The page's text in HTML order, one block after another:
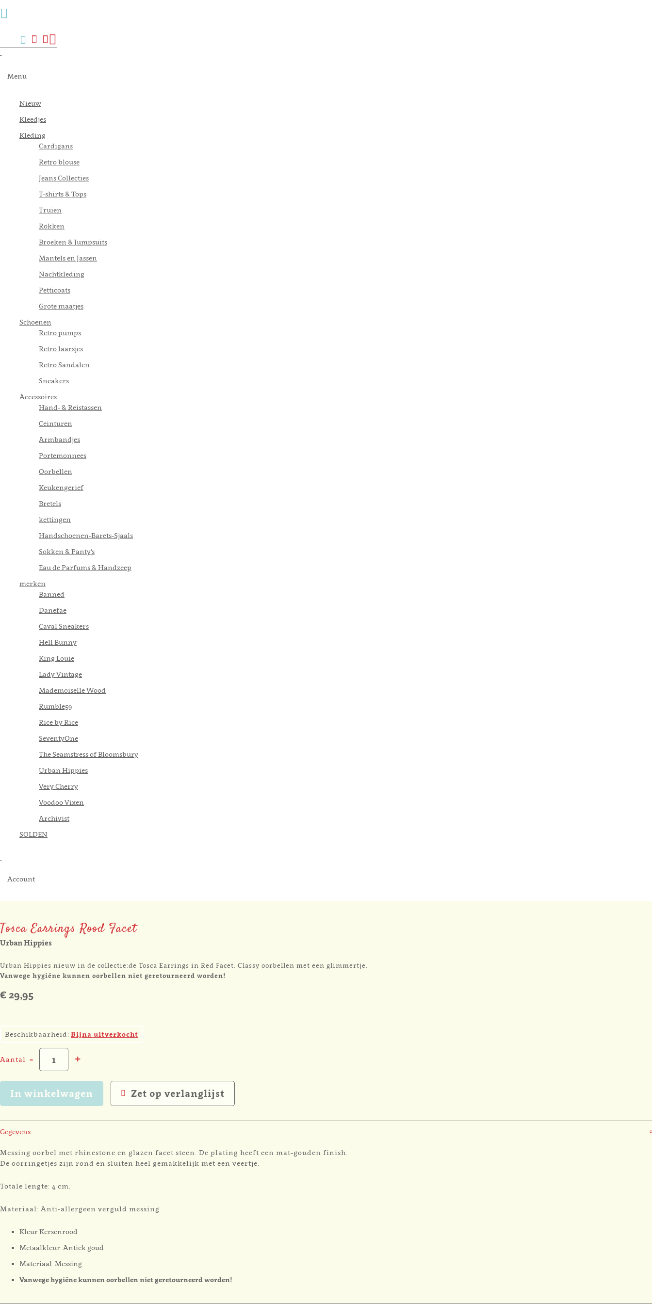
Verlanglijst
Mijn
account
Zoek
.
Menu
Nieuw
Kleedjes
Kleding
Cardigans
Retro blouse
Jeans Collecties
T-shirts & Tops
Truien
Rokken
Broeken & Jumpsuits
Mantels en Jassen
Nachtkleding
Petticoats
Grote maatjes
Schoenen
Retro pumps
Retro laarsjes
Retro Sandalen
Sneakers
Accessoires
Hand- & Reistassen
Ceinturen
Armbandjes
Portemonnees
Oorbellen
Keukengerief
Bretels
kettingen
Handschoenen-Barets-Sjaals
Sokken & Panty's
Eau de Parfums & Handzeep
merken
Banned
Danefae
Caval Sneakers
Hell Bunny
King Louie
Lady Vintage
Mademoiselle Wood
Rumble59
Rice by Rice
SeventyOne
The Seamstress of Bloomsbury
Urban Hippies
Very Cherry
Voodoo Vixen
Archivist
SOLDEN
.
Account
Tosca Earrings Rood Facet
Urban Hippies
Urban Hippies nieuw in de collectie:de Tosca Earrings in Red Facet. Classy oorbellen met een glimmertje.
Vanwege hygiëne kunnen oorbellen niet geretourneerd worden!
€ 29,95
Beschikbaarheid: Bijna uitverkocht
Aantal - +
In winkelwagen Zet op verlanglijst
Gegevens
Messing oorbel met rhinestone en glazen facet steen. De plating heeft een mat-gouden finish.
De oorringetjes zijn rond en sluiten heel gemakkelijk met een veertje.
Totale lengte: 4 cm.
Materiaal: Anti-allergeen verguld messing
Kleur Kersenrood
Metaalkleur: Antiek goud
Materiaal: Messing
Vanwege hygiëne kunnen oorbellen niet geretourneerd worden!